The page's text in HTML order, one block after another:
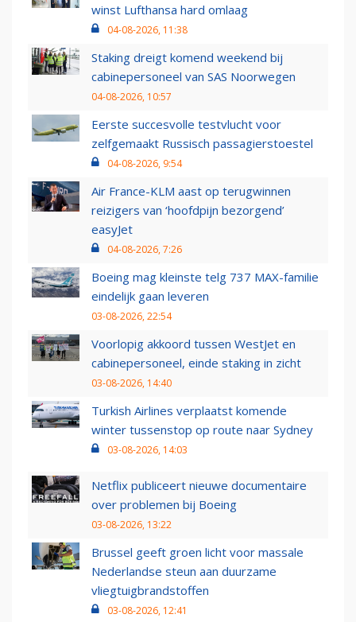
winst Lufthansa hard omlaag
04-08-2026, 11:38
Staking dreigt komend weekend bij
cabinepersoneel van SAS Noorwegen
04-08-2026, 10:57
Eerste succesvolle testvlucht voor
zelfgemaakt Russisch passagierstoestel
04-08-2026, 9:54
Air France-KLM aast op terugwinnen
reizigers van ‘hoofdpijn bezorgend’
easyJet
04-08-2026, 7:26
Boeing mag kleinste telg 737 MAX-familie
eindelijk gaan leveren
03-08-2026, 22:54
Voorlopig akkoord tussen WestJet en
cabinepersoneel, einde staking in zicht
03-08-2026, 14:40
Turkish Airlines verplaatst komende
winter tussenstop op route naar Sydney
03-08-2026, 14:03
Netflix publiceert nieuwe documentaire
over problemen bij Boeing
03-08-2026, 13:22
Brussel geeft groen licht voor massale
Nederlandse steun aan duurzame
vliegtuigbrandstoffen
03-08-2026, 12:41